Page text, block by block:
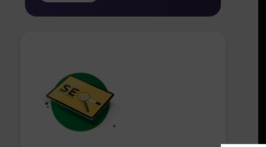
bez wpływu na zgodność z prawem
przetwarzania, którego dokonano na